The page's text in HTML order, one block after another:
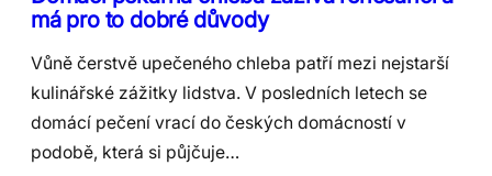
má pro to dobré důvody
Vůně čerstvě upečeného chleba patří mezi nejstarší
kulinářské zážitky lidstva. V posledních letech se
domácí pečení vrací do českých domácností v
podobě, která si půjčuje…